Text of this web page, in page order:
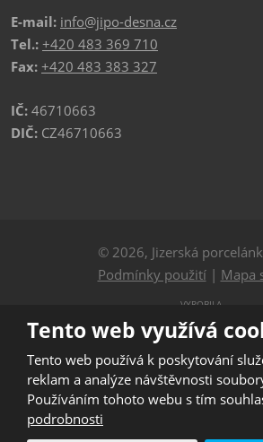
E-mail: info@jipo-desna.cz
Tel.: +420 483 369 710
Fax: +420 483 383 327
IČ: 46710663
DIČ: CZ46710663
© 2026, Jizerská
Podmínky použití | Mapa
VYROBILA
Tento web je chráněn pomocí Google
pro něj
zásady ochrany osobních údajů
společnosti Google.
Tento web využívá
Tento web používá k poskytování
reklam a analýze návštěvnosti
Používáním tohoto webu s tím
podrobnosti